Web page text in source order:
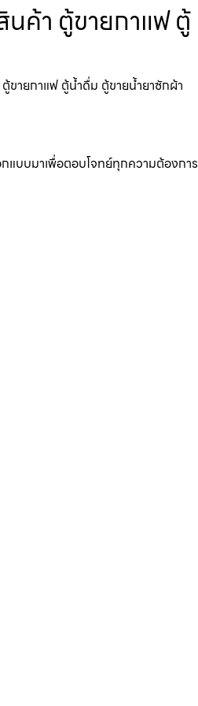
ค้า ตู้ขายกาแฟ ตู้
ขายกาแฟ ตู้น้ำดื่ม ตู้ขายน้ำยาซักผ้า
กแบบมาเพื่อตอบโจทย์ทุกความต้องการ